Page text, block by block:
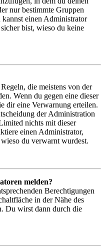
nur bestimmte Gruppen
einen Administrator
bist, wieso du keine
die meistens von der
Wenn du gegen eine dieser
dir eine Verwarnung erteilen.
der Administration
nichts mit dieser
einen Administrator,
du verwarnt wurdest.
melden?
Berechtigungen
in der Nähe des
Du wirst dann durch die